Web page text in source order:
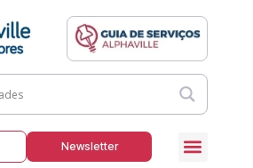
Newsletter